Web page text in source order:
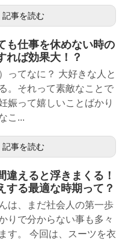
記事を読む
も仕事を休めない時の
れば効果大！？
ってなに？ 大好きな人と
。それって素敵なことで
娠って嬉しいことばかり
こ...
記事を読む
違えると浮きまくる！
する最適な時期って？
は、まだ社会人の第一歩
りで分からない事も多々
す。 今回は、スーツを衣